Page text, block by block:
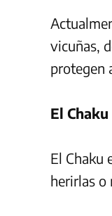
vicuñas,
protegen
El Chaku
El Chaku
herirlas o